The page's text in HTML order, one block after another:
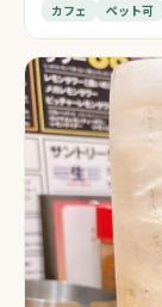
カフェ ペット可